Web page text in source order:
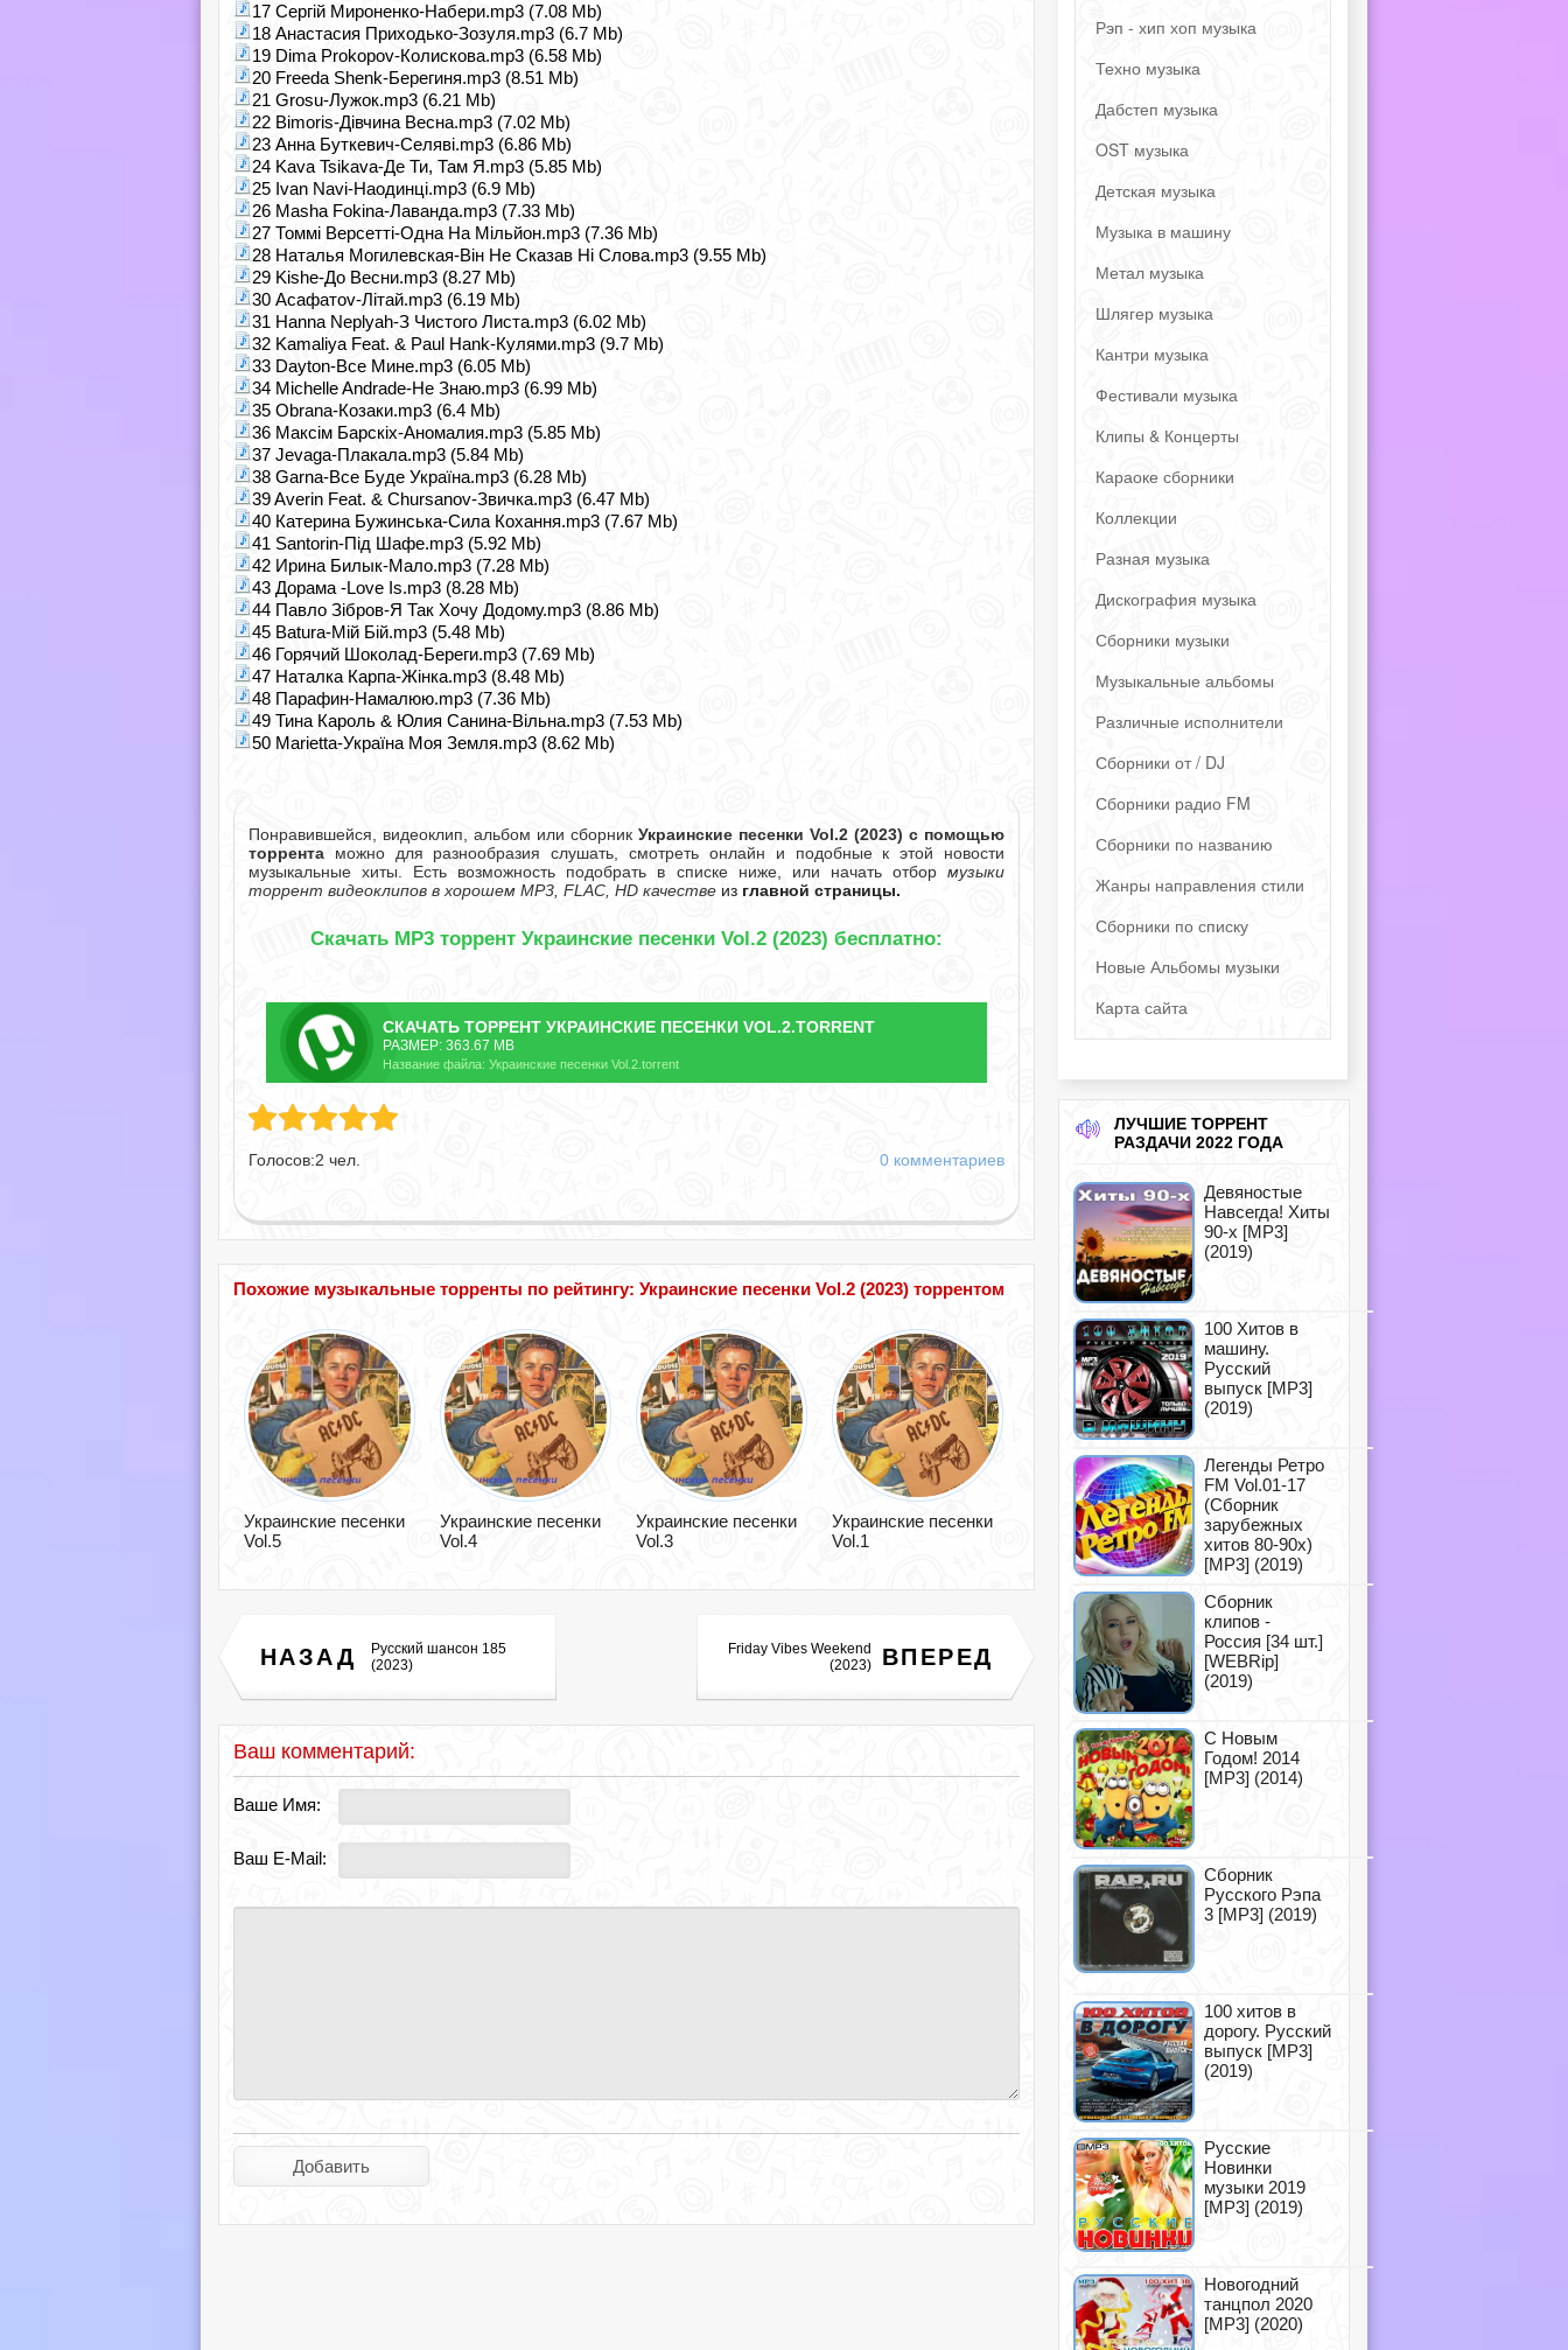
17 Сергій Мироненко-Набери.mp3 (7.08 Mb)
18 Анастасия Приходько-Зозуля.mp3 (6.7 Mb)
19 Dima Prokopov-Колискова.mp3 (6.58 Mb)
20 Freeda Shenk-Берегиня.mp3 (8.51 Mb)
21 Grosu-Лужок.mp3 (6.21 Mb)
22 Bimoris-Дівчина Весна.mp3 (7.02 Mb)
23 Анна Буткевич-Селяві.mp3 (6.86 Mb)
24 Kava Tsikava-Де Ти, Там Я.mp3 (5.85 Mb)
25 Ivan Navi-Наодинці.mp3 (6.9 Mb)
26 Masha Fokina-Лаванда.mp3 (7.33 Mb)
27 Томмі Версетті-Одна На Мільйон.mp3 (7.36 Mb)
28 Наталья Могилевская-Він Не Сказав Ні Слова.mp3 (9.55 Mb)
29 Kishe-До Весни.mp3 (8.27 Mb)
30 Асафатоv-Літай.mp3 (6.19 Mb)
31 Hanna Neplyah-З Чистого Листа.mp3 (6.02 Mb)
32 Kamaliya Feat. & Paul Hank-Кулями.mp3 (9.7 Mb)
33 Dayton-Все Мине.mp3 (6.05 Mb)
34 Michelle Andrade-Не Знаю.mp3 (6.99 Mb)
35 Obrana-Козаки.mp3 (6.4 Mb)
36 Максім Барскіх-Аномалия.mp3 (5.85 Mb)
37 Jevaga-Плакала.mp3 (5.84 Mb)
38 Garna-Все Буде Україна.mp3 (6.28 Mb)
39 Averin Feat. & Chursanov-Звичка.mp3 (6.47 Mb)
40 Катерина Бужинська-Сила Кохання.mp3 (7.67 Mb)
41 Santorin-Під Шафе.mp3 (5.92 Mb)
42 Ирина Билык-Мало.mp3 (7.28 Mb)
43 Дорама -Love Is.mp3 (8.28 Mb)
44 Павло Зібров-Я Так Хочу Додому.mp3 (8.86 Mb)
45 Batura-Мій Бій.mp3 (5.48 Mb)
46 Горячий Шоколад-Береги.mp3 (7.69 Mb)
47 Наталка Карпа-Жінка.mp3 (8.48 Mb)
48 Парафин-Намалюю.mp3 (7.36 Mb)
49 Тина Кароль & Юлия Санина-Вільна.mp3 (7.53 Mb)
50 Marietta-Україна Моя Земля.mp3 (8.62 Mb)
Понравившейся, видеоклип, альбом или сборник Украинские песенки Vol.2 (2023) с помощью
торрента можно для разнообразия слушать, смотреть онлайн и подобные к этой новости
музыкальные хиты. Есть возможность подобрать в списке ниже, или начать отбор музыки
торрент видеоклипов в хорошем MP3, FLAC, HD качестве из главной страницы.
Скачать MP3 торрент Украинские песенки Vol.2 (2023) бесплатно:
СКАЧАТЬ ТОРРЕНТ УКРАИНСКИЕ ПЕСЕНКИ VOL.2.TORRENT
РАЗМЕР: 363.67 MB
Название файла: Украинские песенки Vol.2.torrent
Голосов:2 чел. 0 комментариев
Похожие музыкальные торренты по рейтингу: Украинские песенки Vol.2 (2023) торрентом
Украинские песенки
Vol.5
Украинские песенки
Vol.4
Украинские песенки
Vol.3
Украинские песенки
Vol.1
НАЗАД
Русский шансон 185
(2023)
ВПЕРЕД
Friday Vibes Weekend
(2023)
Ваш комментарий:
Ваше Имя:
Ваш E-Mail:
Рэп - хип хоп музыка
Техно музыка
Дабстеп музыка
OST музыка
Детская музыка
Музыка в машину
Метал музыка
Шлягер музыка
Кантри музыка
Фестивали музыка
Клипы & Концерты
Караоке сборники
Коллекции
Разная музыка
Дискография музыка
Сборники музыки
Музыкальные альбомы
Различные исполнители
Сборники от / DJ
Сборники радио FM
Сборники по названию
Жанры направления стили
Сборники по списку
Новые Альбомы музыки
Карта сайта
ЛУЧШИЕ ТОРРЕНТ
РАЗДАЧИ 2022 ГОДА
Девяностые
Навсегда! Хиты
90-х [MP3]
(2019)
100 Хитов в
машину.
Русский
выпуск [MP3]
(2019)
Легенды Ретро
FM Vol.01-17
(Сборник
зарубежных
хитов 80-90х)
[MP3] (2019)
Сборник
клипов -
Россия [34 шт.]
[WEBRip]
(2019)
С Новым
Годом! 2014
[MP3] (2014)
Сборник
Русского Рэпа
3 [MP3] (2019)
100 хитов в
дорогу. Русский
выпуск [MP3]
(2019)
Русские
Новинки
музыки 2019
[MP3] (2019)
Новогодний
танцпол 2020
[MP3] (2020)